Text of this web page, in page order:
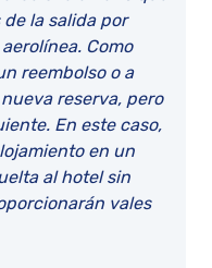
la salida por
Como
reembolso o a
reserva, pero
En este caso,
en un
al hotel sin
vales